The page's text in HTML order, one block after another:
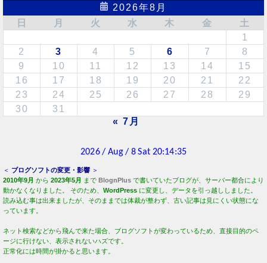
2026年8月
日
月 火 水 木 金
土
1
2
3 4 5 6 7
8
9
10 11 12 13 14
15
16
17 18 19 20 21
22
23
24 25 26 27 28
29
30
31
« 7月
＜ ブログソフトの変更・影響 ＞
2010年9月 から 2023年5月 まで BlognPlus で書いていたブログが、サーバー都合により
動かなくなりました。 そのため、 WordPress に変更し、データを引っ越ししました。
読み込む事は出来ましたが、そのままでは体裁が整わず、古い記事は見にくい状態にな
っています。
ネット検索などから飛んで来た場合、ブログソフトが変わっているため、直接目的のペ
ージに行けない、表示されないハズです。
正常化には時間が掛かると思います。